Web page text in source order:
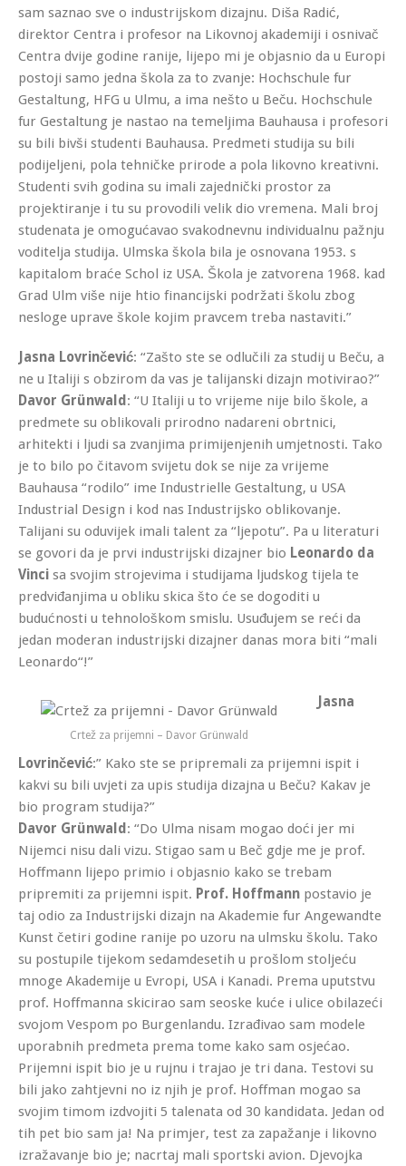
sam saznao sve o industrijskom dizajnu. Diša Radić,
direktor Centra i profesor na Likovnoj akademiji i osnivač
Centra dvije godine ranije, lijepo mi je objasnio da u Europi
postoji samo jedna škola za to zvanje: Hochschule fur
Gestaltung, HFG u Ulmu, a ima nešto u Beču. Hochschule
fur Gestaltung je nastao na temeljima Bauhausa i profesori
su bili bivši studenti Bauhausa. Predmeti studija su bili
podijeljeni, pola tehničke prirode a pola likovno kreativni.
Studenti svih godina su imali zajednički prostor za
projektiranje i tu su provodili velik dio vremena. Mali broj
studenata je omogućavao svakodnevnu individualnu pažnju
voditelja studija. Ulmska škola bila je osnovana 1953. s
kapitalom braće Schol iz USA. Škola je zatvorena 1968. kad
Grad Ulm više nije htio financijski podržati školu zbog
nesloge uprave škole kojim pravcem treba nastaviti.”
Jasna Lovrinčević: “Zašto ste se odlučili za studij u Beču, a
ne u Italiji s obzirom da vas je talijanski dizajn motivirao?”
Davor Grünwald : “U Italiji u to vrijeme nije bilo škole, a
predmete su oblikovali prirodno nadareni obrtnici,
arhitekti i ljudi sa zvanjima primijenjenih umjetnosti. Tako
je to bilo po čitavom svijetu dok se nije za vrijeme
Bauhausa “rodilo” ime Industrielle Gestaltung, u USA
Industrial Design i kod nas Industrijsko oblikovanje.
Talijani su oduvijek imali talent za “ljepotu”. Pa u literaturi
se govori da je prvi industrijski dizajner bio Leonardo da
Vinci sa svojim strojevima i studijama ljudskog tijela te
predviđanjima u obliku skica što će se dogoditi u
budućnosti u tehnološkom smislu. Usuđujem se reći da
jedan moderan industrijski dizajner danas mora biti “mali
Leonardo“!”
Crtež za prijemni – Davor Grünwald
Jasna
Lovrinčević:” Kako ste se pripremali za prijemni ispit i
kakvi su bili uvjeti za upis studija dizajna u Beču? Kakav je
bio program studija?”
Davor Grünwald : “Do Ulma nisam mogao doći jer mi
Nijemci nisu dali vizu. Stigao sam u Beč gdje me je prof.
Hoffmann lijepo primio i objasnio kako se trebam
pripremiti za prijemni ispit. Prof. Hoffmann postavio je
taj odio za Industrijski dizajn na Akademie fur Angewandte
Kunst četiri godine ranije po uzoru na ulmsku školu. Tako
su postupile tijekom sedamdesetih u prošlom stoljeću
mnoge Akademije u Evropi, USA i Kanadi. Prema uputstvu
prof. Hoffmanna skicirao sam seoske kuće i ulice obilazeći
svojom Vespom po Burgenlandu. Izrađivao sam modele
uporabnih predmeta prema tome kako sam osjećao.
Prijemni ispit bio je u rujnu i trajao je tri dana. Testovi su
bili jako zahtjevni no iz njih je prof. Hoffman mogao sa
svojim timom izdvojiti 5 talenata od 30 kandidata. Jedan od
tih pet bio sam ja! Na primjer, test za zapažanje i likovno
izražavanje bio je; nacrtaj mali sportski avion. Djevojka